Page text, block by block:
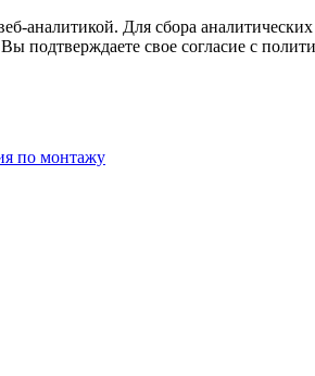
Для сбора
подтверждаете свое согласие с
по монтажу